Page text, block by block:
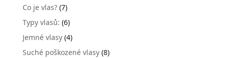
Co je vlas?(7)
Typy vlasů: (6)
Jemné vlasy(4)
Suché poškozené vlasy(8)